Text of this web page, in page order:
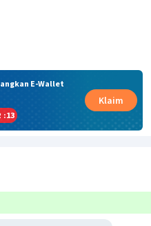
E-Wallet
:13
Klaim